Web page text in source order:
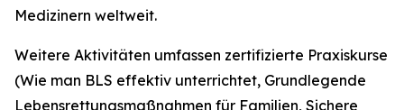
Medizinern weltweit.
Weitere Aktivitäten umfassen zertifizierte Praxiskurse
(Wie man BLS effektiv unterrichtet, Grundlegende
Lebensrettungsmaßnahmen für Familien, Sichere